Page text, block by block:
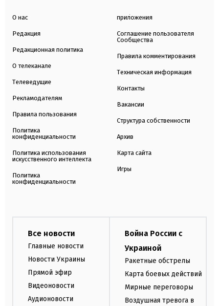
О нас
Редакция
Редакционная политика
О телеканале
Телеведущие
Рекламодателям
Правила пользования
Политика
конфиденциальности
Политика использования
искусственного интеллекта
Политика
конфиденциальности
приложения
Соглашение пользователя
Сообщества
Правила комментирования
Техническая информация
Контакты
Вакансии
Структура собственности
Архив
Карта сайта
Игры
Все новости
Главные новости
Новости Украины
Прямой эфир
Видеоновости
Аудионовости
Война России с
Украиной
Ракетные обстрелы
Карта боевых действий
Мирные переговоры
Воздушная тревога в